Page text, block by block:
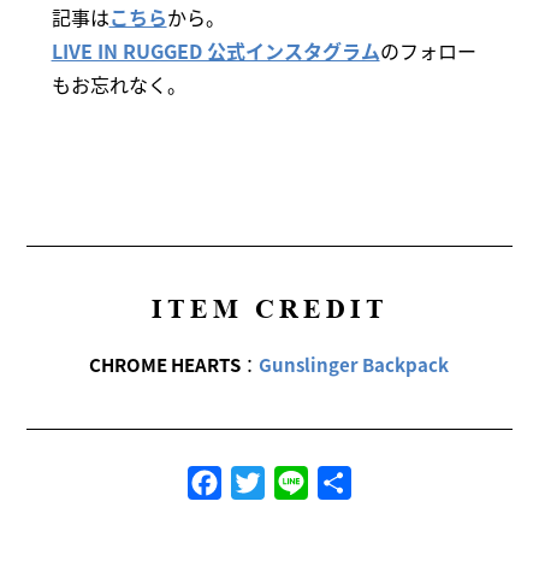
記事はこちらから。
LIVE IN RUGGED 公式インスタグラムのフォロー
もお忘れなく。
ITEM CREDIT
CHROME HEARTS ：Gunslinger Backpack
FacebookTwitterLine